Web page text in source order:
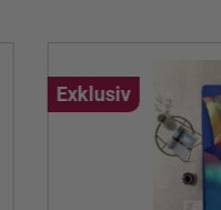
Exklusiv